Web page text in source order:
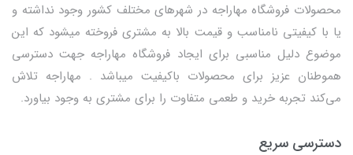
محصولات فروشگاه مهاراجه در شهرهای مختلف کشور وجود نداشته و
یا با کیفیتی نامناسب و قیمت بالا به مشتری فروخته میشود که این
موضوع دلیل مناسبی برای ایجاد فروشگاه مهاراجه جهت دسترسی
هموطنان عزیز برای محصولات باکیفیت میباشد . مهاراجه تلاش
می‌کند تجربه خرید و طعمی متفاوت را برای مشتری به وجود بیاورد.
دسترسی سریع